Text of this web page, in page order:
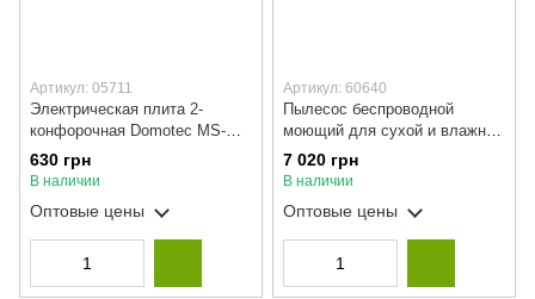
Артикул: 05711
Электрическая плита 2-
конфорочная Domotec MS-
5802, переносная
электроплита
630 грн
В наличии
Оптовые цены
Артикул: 60640
Пылесос беспроводной
моющий для сухой и влажной
уборки Zepline ZP-00372 180
Вт
7 020 грн
В наличии
Оптовые цены